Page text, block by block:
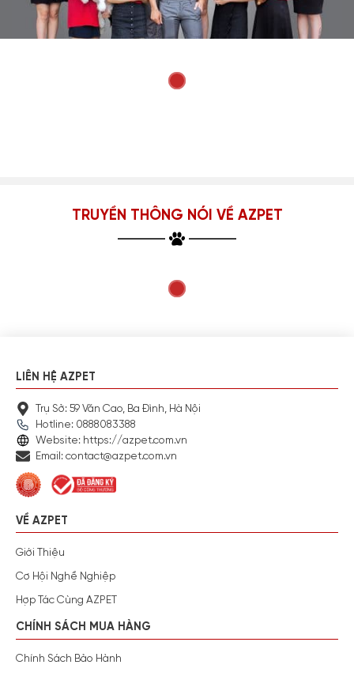
TRUYỀN THÔNG NÓI VỀ AZPET
LIÊN HỆ AZPET
Trụ Sở: 59 Văn Cao, Ba Đình, Hà Nội
Hotline: 0888083388
Website: https://azpet.com.vn
Email: contact@azpet.com.vn
VỀ AZPET
Giới Thiệu
Cơ Hội Nghề Nghiệp
Hợp Tác Cùng AZPET
CHÍNH SÁCH MUA HÀNG
Chính Sách Bảo Hành